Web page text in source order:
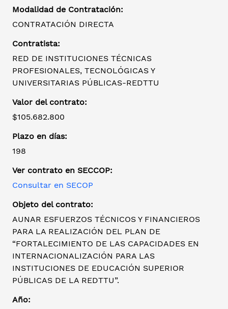
Modalidad de Contratación:
CONTRATACIÓN DIRECTA
Contratista:
RED DE INSTITUCIONES TÉCNICAS
PROFESIONALES, TECNOLÓGICAS Y
UNIVERSITARIAS PÚBLICAS-REDTTU
Valor del contrato:
$105.682.800
Plazo en días:
198
Ver contrato en SECCOP:
Consultar en SECOP
Objeto del contrato:
AUNAR ESFUERZOS TÉCNICOS Y FINANCIEROS
PARA LA REALIZACIÓN DEL PLAN DE
“FORTALECIMIENTO DE LAS CAPACIDADES EN
INTERNACIONALIZACIÓN PARA LAS
INSTITUCIONES DE EDUCACIÓN SUPERIOR
PÚBLICAS DE LA REDTTU”.
Año: